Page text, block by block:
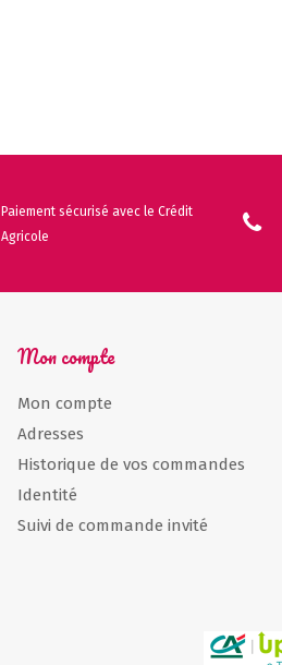
Paiement sécurisé avec le Crédit
Agricole
Mon compte
Mon compte
Adresses
Historique de vos commandes
Identité
Suivi de commande invité